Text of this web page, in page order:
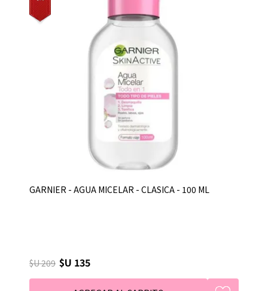
GARNIER - AGUA MICELAR - CLASICA - 100 ML
$U 209 $U 135